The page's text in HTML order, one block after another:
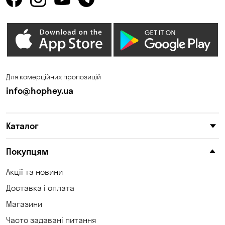
Для комерційних пропозицій
info@hophey.ua
Каталог
Покупцям
Акції та новини
Доставка і оплата
Магазини
Часто задавані питання